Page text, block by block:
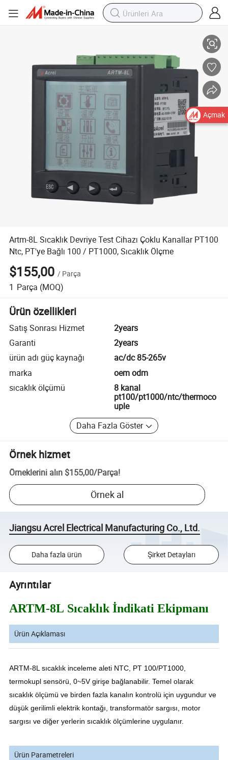
Artm-8L Sıcaklık Devriye Test Cihazı Çoklu Kanallar PT100
Ntc, PT'ye Bağlı 100 / PT1000, Sıcaklık Ölçme
$155,00 / Parça
1 Parça (MOQ)
Ürün özellikleri
Satış Sonrası Hizmet
2years
Garanti
2years
ürün adı güç kaynağı
ac/dc 85-265v
marka
oem odm
sıcaklık ölçümü
8 kanal
pt100/pt1000/ntc/thermoco
uple
Daha Fazla Göster
Örnek hizmet
Örneklerini alın $155,00/Parça!
Örnek al
Jiangsu Acrel Electrical Manufacturing Co., Ltd.
Daha fazla ürün Şirket Detayları
Ayrıntılar
ARTM-8L Sıcaklık İndikati Ekipmanı
Ürün Açıklaması
ARTM-8L sıcaklık inceleme aleti NTC, PT 100/PT1000,
termokupl sensörü, 0~5V girişe bağlanabilir. Temel olarak
sıcaklık ölçümü ve birden fazla kanalın kontrolü için uygundur ve
düşük gerilimli elektrik kontağı, transformatör sargısı, motor
sargısı ve diğer yerlerin sıcaklık ölçümlerine uygulanır.
Ürün Parametreleri
Açmak